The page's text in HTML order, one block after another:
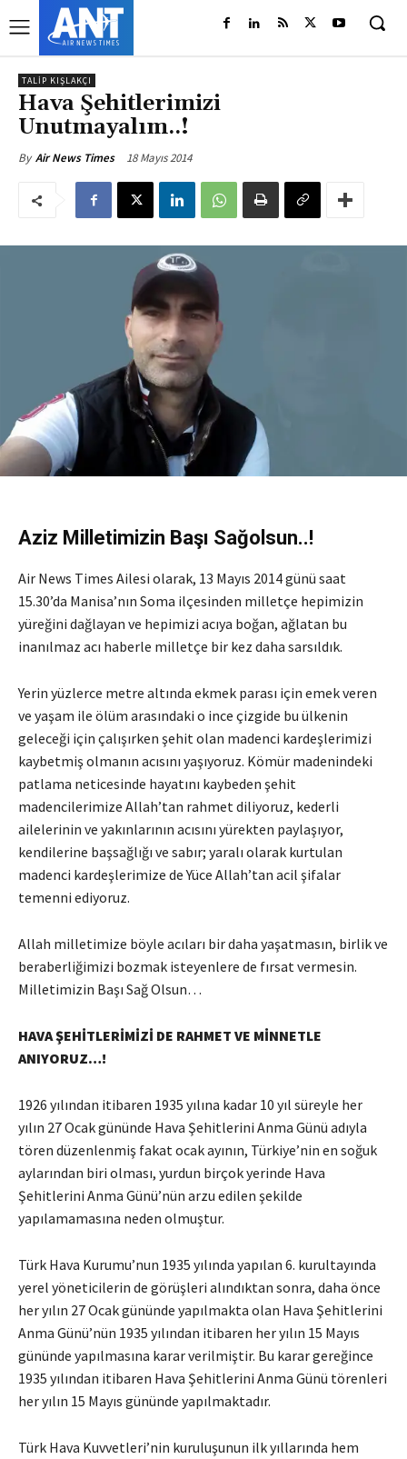
TALIP KIŞLAKÇI
Hava Şehitlerimizi
Unutmayalım..!
By Air News Times 18 Mayıs 2014
Aziz Milletimizin Başı Sağolsun..!
Air News Times Ailesi olarak, 13 Mayıs 2014 günü saat
15.30’da Manisa’nın Soma ilçesinden milletçe hepimizin
yüreğini dağlayan ve hepimizi acıya boğan, ağlatan bu
inanılmaz acı haberle milletçe bir kez daha sarsıldık.
Yerin yüzlerce metre altında ekmek parası için emek veren
ve yaşam ile ölüm arasındaki o ince çizgide bu ülkenin
geleceği için çalışırken şehit olan madenci kardeşlerimizi
kaybetmiş olmanın acısını yaşıyoruz. Kömür madenindeki
patlama neticesinde hayatını kaybeden şehit
madencilerimize Allah’tan rahmet diliyoruz, kederli
ailelerinin ve yakınlarının acısını yürekten paylaşıyor,
kendilerine başsağlığı ve sabır; yaralı olarak kurtulan
madenci kardeşlerimize de Yüce Allah’tan acil şifalar
temenni ediyoruz.
Allah milletimize böyle acıları bir daha yaşatmasın, birlik ve
beraberliğimizi bozmak isteyenlere de fırsat vermesin.
Milletimizin Başı Sağ Olsun…
HAVA ŞEHİTLERİMİZİ DE RAHMET VE MİNNETLE
ANIYORUZ…!
1926 yılından itibaren 1935 yılına kadar 10 yıl süreyle her
yılın 27 Ocak gününde Hava Şehitlerini Anma Günü adıyla
tören düzenlenmiş fakat ocak ayının, Türkiye’nin en soğuk
aylarından biri olması, yurdun birçok yerinde Hava
Şehitlerini Anma Günü’nün arzu edilen şekilde
yapılamamasına neden olmuştur.
Türk Hava Kurumu’nun 1935 yılında yapılan 6. kurultayında
yerel yöneticilerin de görüşleri alındıktan sonra, daha önce
her yılın 27 Ocak gününde yapılmakta olan Hava Şehitlerini
Anma Günü’nün 1935 yılından itibaren her yılın 15 Mayıs
gününde yapılmasına karar verilmiştir. Bu karar gereğince
1935 yılından itibaren Hava Şehitlerini Anma Günü törenleri
her yılın 15 Mayıs gününde yapılmaktadır.
Türk Hava Kuvvetleri’nin kuruluşunun ilk yıllarında hem